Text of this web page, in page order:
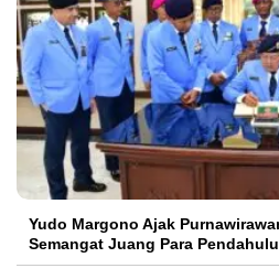
Yudo Margono Ajak
Semangat Juang Para Pendahulu